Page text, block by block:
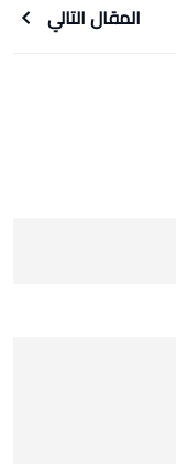
المقال التالي